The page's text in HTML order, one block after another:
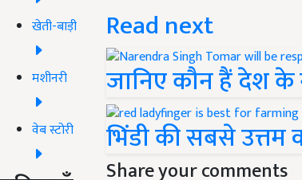
खेती-बाड़ी
मशीनरी
वेब स्टोरी
Read next
जानिए कौन हैं देश के
भिंडी की सबसे उत्तम
Share your comments